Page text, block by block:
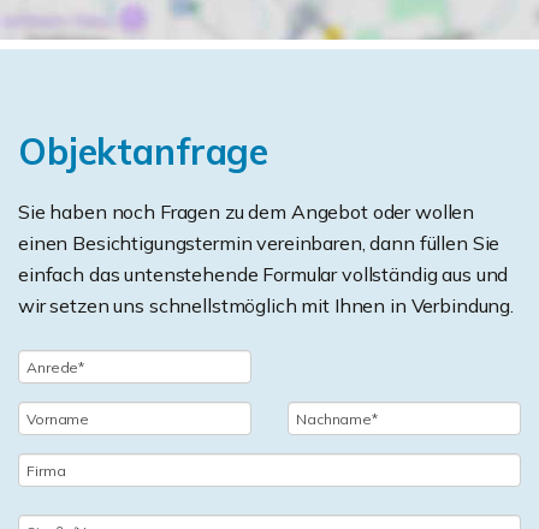
Objektanfrage
Sie haben noch Fragen zu dem Angebot oder wollen
einen Besichtigungstermin vereinbaren, dann füllen Sie
einfach das untenstehende Formular vollständig aus und
wir setzen uns schnellstmöglich mit Ihnen in Verbindung.